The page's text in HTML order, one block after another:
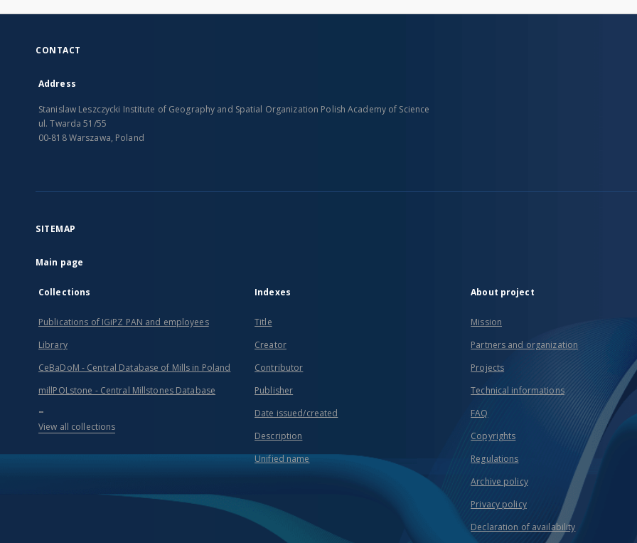
CONTACT
Address
Stanislaw Leszczycki Institute of Geography and Spatial Organization Polish Academy of Science
ul. Twarda 51/55
00-818 Warszawa, Poland
SITEMAP
Main page
Collections
Publications of IGiPZ PAN and employees
Library
CeBaDoM - Central Database of Mills in Poland
millPOLstone - Central Millstones Database
...
View all collections
Indexes
Title
Creator
Contributor
Publisher
Date issued/created
Description
Unified name
About project
Mission
Partners and organization
Projects
Technical informations
FAQ
Copyrights
Regulations
Archive policy
Privacy policy
Declaration of availability